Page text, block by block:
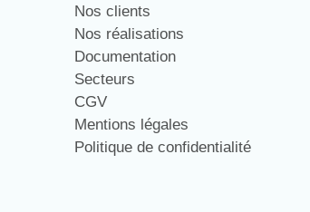
Nos clients
Nos réalisations
Documentation
Secteurs
CGV
Mentions légales
Politique de confidentialité